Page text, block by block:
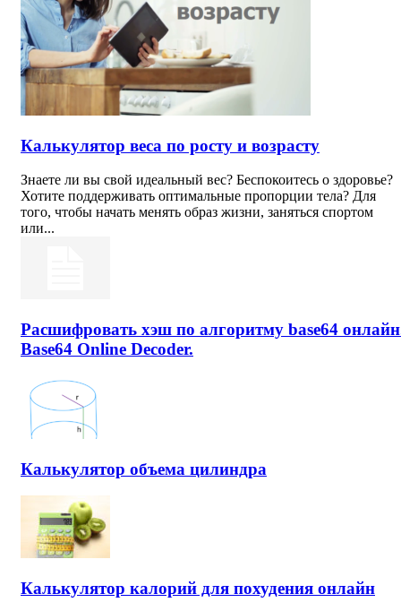
Калькулятор веса по росту и возрасту
Знаете ли вы свой идеальный вес? Беспокоитесь о здоровье?
Хотите поддерживать оптимальные пропорции тела? Для
того, чтобы начать менять образ жизни, заняться спортом
или...
Расшифровать хэш по алгоритму base64
Base64 Online Decoder.
Калькулятор объема цилиндра
Калькулятор калорий для похудения онлайн